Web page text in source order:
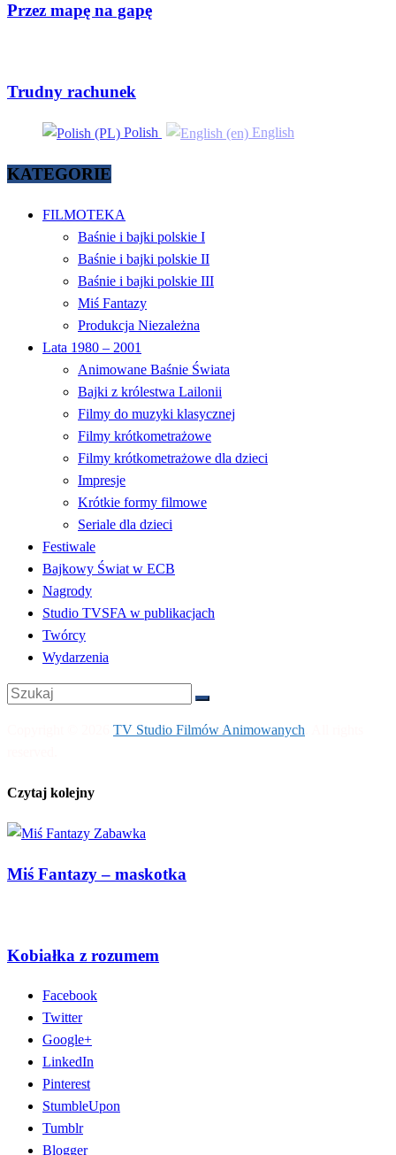
Przez mapę na gapę
Trudny rachunek
Polish English
KATEGORIE
FILMOTEKA
Baśnie i bajki polskie I
Baśnie i bajki polskie II
Baśnie i bajki polskie III
Miś Fantazy
Produkcja Niezależna
Lata 1980 – 2001
Animowane Baśnie Świata
Bajki z królestwa Lailonii
Filmy do muzyki klasycznej
Filmy krótkometrażowe
Filmy krótkometrażowe dla dzieci
Impresje
Krótkie formy filmowe
Seriale dla dzieci
Festiwale
Bajkowy Świat w ECB
Nagrody
Studio TVSFA w publikacjach
Twórcy
Wydarzenia
TV Studio Filmów Animowanych
Czytaj kolejny
Miś Fantazy – maskotka
Kobiałka z rozumem
Facebook
Twitter
Google+
LinkedIn
Pinterest
StumbleUpon
Tumblr
Blogger